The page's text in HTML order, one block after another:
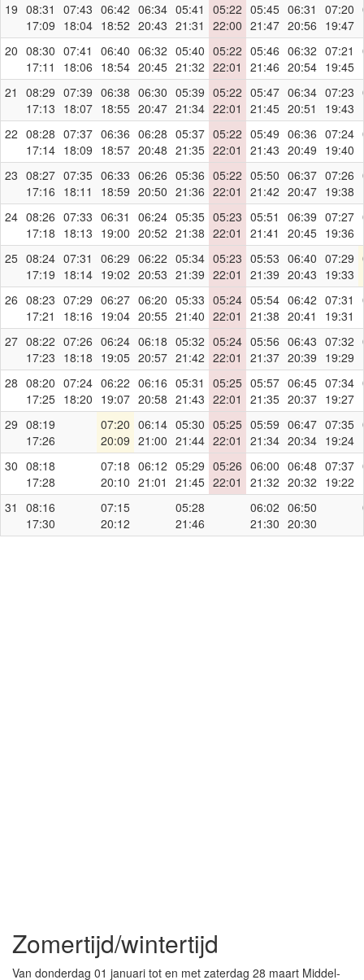
19 08:31
17:09
07:43
18:04
06:42
18:52
06:34
20:43
05:41
21:31
05:22
22:00
05:45
21:47
06:31
20:56
07:20
19:47
20 08:30
17:11
07:41
18:06
06:40
18:54
06:32
20:45
05:40
21:32
05:22
22:01
05:46
21:46
06:32
20:54
07:21
19:45
21
08:29
17:13
07:39
18:07
06:38
18:55
06:30
20:47
05:39
21:34
05:22
22:01
05:47
21:45
06:34
20:51
07:23
19:43
22 08:28
17:14
07:37
18:09
06:36
18:57
06:28
20:48
05:37
21:35
05:22
22:01
05:49
21:43
06:36
20:49
07:24
19:40
23 08:27
17:16
07:35
18:11
06:33
18:59
06:26
20:50
05:36
21:36
05:22
22:01
05:50
21:42
06:37
20:47
07:26
19:38
24 08:26
17:18
07:33
18:13
06:31
19:00
06:24
20:52
05:35
21:38
05:23
22:01
05:51
21:41
06:39
20:45
07:27
19:36
25 08:24
17:19
07:31
18:14
06:29
19:02
06:22
20:53
05:34
21:39
05:23
22:01
05:53
21:39
06:40
20:43
07:29
19:33
26 08:23
17:21
07:29
18:16
06:27
19:04
06:20
20:55
05:33
21:40
05:24
22:01
05:54
21:38
06:42
20:41
07:31
19:31
27 08:22
17:23
07:26
18:18
06:24
19:05
06:18
20:57
05:32
21:42
05:24
22:01
05:56
21:37
06:43
20:39
07:32
19:29
28 08:20
17:25
07:24
18:20
06:22
19:07
06:16
20:58
05:31
21:43
05:25
22:01
05:57
21:35
06:45
20:37
07:34
19:27
29 08:19
17:26
07:20
20:09
06:14
21:00
05:30
21:44
05:25
22:01
05:59
21:34
06:47
20:34
07:35
19:24
30 08:18
17:28
07:18
20:10
06:12
21:01
05:29
21:45
05:26
22:01
06:00
21:32
06:48
20:32
07:37
19:22
31
08:16
17:30
07:15
20:12
05:28
21:46
06:02
21:30
06:50
20:30
Zomertijd/wintertijd
Van donderdag 01 januari tot en met zaterdag 28 maart Middel-